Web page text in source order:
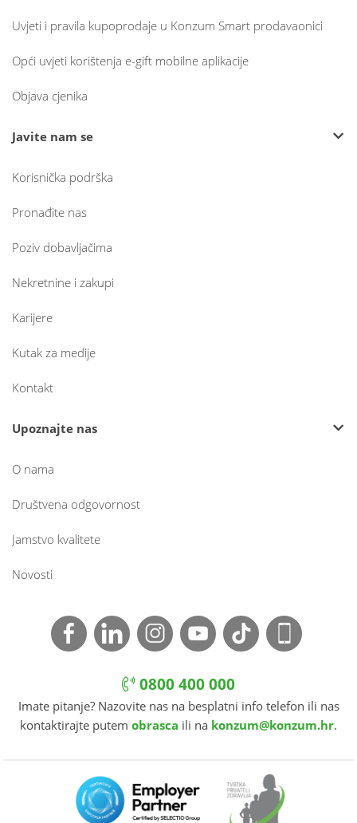
Uvjeti i pravila kupoprodaje u Konzum Smart prodavaonici
Opći uvjeti korištenja e-gift mobilne aplikacije
Objava cjenika
Javite nam se
Korisnička podrška
Pronađite nas
Poziv dobavljačima
Nekretnine i zakupi
Karijere
Kutak za medije
Kontakt
Upoznajte nas
O nama
Društvena odgovornost
Jamstvo kvalitete
Novosti
0800 400 000
Imate pitanje? Nazovite nas na besplatni info telefon ili nas
kontaktirajte putem obrasca ili na konzum@konzum.hr.